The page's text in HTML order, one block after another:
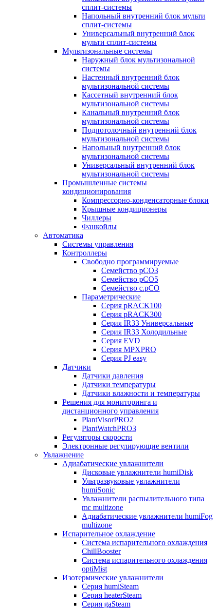
сплит-системы
Напольный внутренний блок мульти
сплит-системы
Универсальный внутренний блок
мульти сплит-системы
Мультизональные системы
Наружный блок мультизональной
системы
Настенный внутренний блок
мультизональной системы
Кассетный внутренний блок
мультизональной системы
Канальный внутренний блок
мультизональной системы
Подпотолочный внутренний блок
мультизональной системы
Напольный внутренний блок
мультизональной системы
Универсальный внутренний блок
мультизональной системы
Промышленные системы
кондиционирования
Компрессорно-конденсаторные блоки
Крышные кондиционеры
Чиллеры
Фанкойлы
Автоматика
Системы управления
Контроллеры
Свободно программируемые
Семейство pCO3
Семейство pCO5
Семейство c.pCO
Параметрические
Серия pRACK100
Серия pRACK300
Серия IR33 Универсальные
Серия IR33 Холодильные
Серия EVD
Серия MPXPRO
Серия PJ easy
Датчики
Датчики давления
Датчики температуры
Датчики влажности и температуры
Решения для мониторинга и
дистанционного управления
PlantVisorPRO2
PlantWatchPRO3
Регуляторы скорости
Электронные регулирующие вентили
Увлажнение
Адиабатические увлажнители
Дисковые увлажнители humiDisk
Ультразвуковые увлажнители
humiSonic
Увлажнители распылительного типа
mc multizone
Адиабатические увлажнители humiFog
multizone
Испарительное охлаждение
Система испарительного охлаждения
ChillBooster
Система испарительного охлаждения
optiMist
Изотермические увлажнители
Серия humiSteam
Серия heaterSteam
Серия gaSteam